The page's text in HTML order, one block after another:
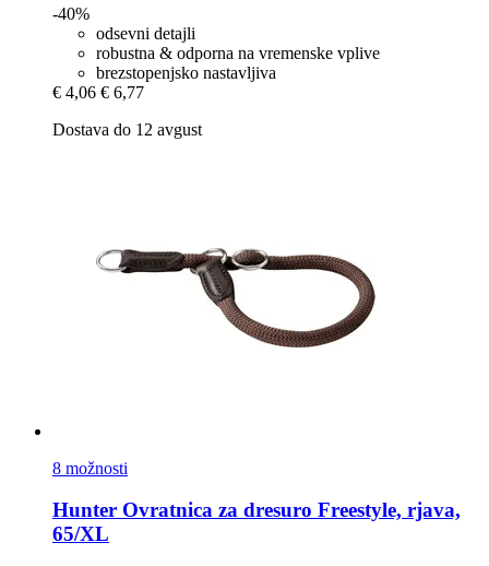
-40%
odsevni detajli
robustna & odporna na vremenske vplive
brezstopenjsko nastavljiva
€ 4,06 € 6,77
Dostava do 12 avgust
8 možnosti
Hunter Ovratnica za dresuro Freestyle, rjava,
65/XL